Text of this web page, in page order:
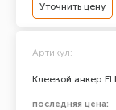
Уточнить цену
Клеевой анкер
Артикул: -
последняя цена: